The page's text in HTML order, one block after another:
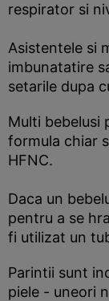
respirator si
Asistentele si
imbunatatire
setarile dupa
Multi bebelusi
formula chiar
HFNC.
Daca un
pentru a se
fi utilizat un
Parintii sunt
piele - uneori